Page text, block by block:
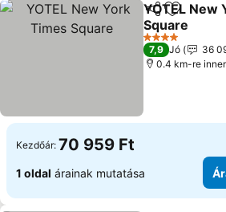
Megosztás
YOTEL New
Square
Árak
4 Kategória
7,9 Jó
36
0.4 km-re
Kezdőár: 70 959 Ft
1 oldal árainak mutatása